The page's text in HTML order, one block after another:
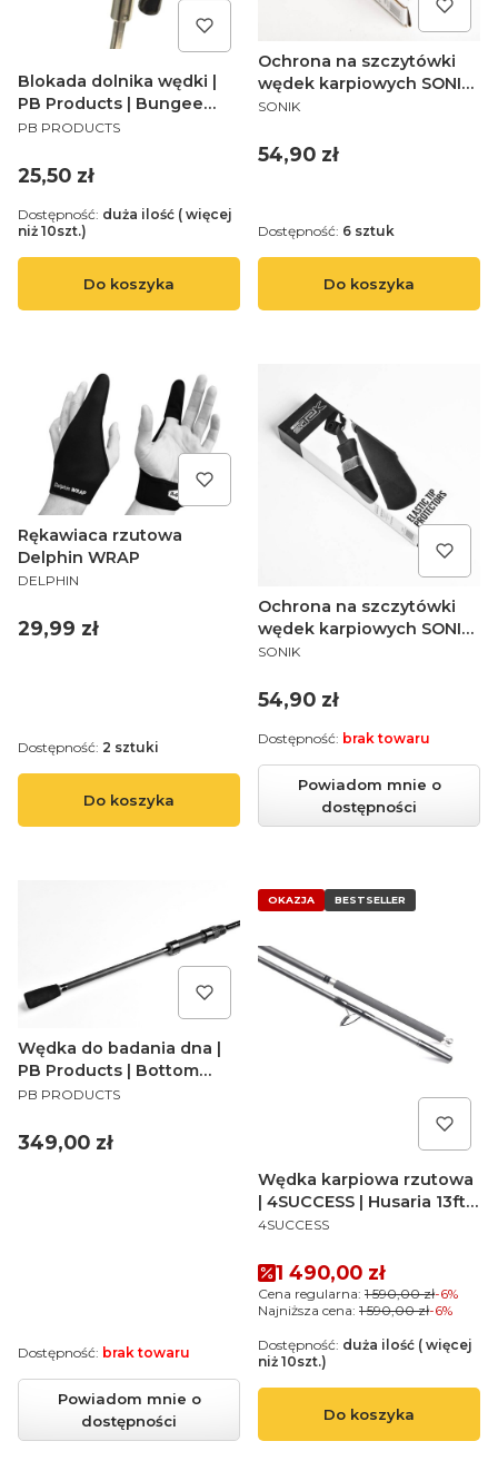
Blokada dolnika wędki |
PB Products | Bungee
Rod Lock 9cm
PRODUCENT
PB PRODUCTS
Cena
25,50 zł
Do koszyka
Dostępność: duża ilość ( więcej
niż 10szt.)
Ochrona na szczytówki
wędek karpiowych SONIK
XTRACTOR ELASTIC TIP
PRODUCENT
SONIK
Cena
54,90 zł
Do koszyka
Dostępność: 6 sztuk
Rękawiaca rzutowa
Delphin WRAP
PRODUCENT
DELPHIN
Cena
29,99 zł
Do koszyka
Dostępność: 2 sztuki
Ochrona na szczytówki
wędek karpiowych SONIK
SK-TEK ELASTIC TIP
PRODUCENT
SONIK
Cena
54,90 zł
Powiadom mnie o
dostępności
Dostępność: brak towaru
Wędka do badania dna |
PB Products | Bottom
Bouncer 5ft
PRODUCENT
PB PRODUCTS
Cena
349,00 zł
Powiadom mnie o
dostępności
Dostępność: brak towaru
OKAZJA BESTSELLER
Wędka karpiowa rzutowa
| 4SUCCESS | Husaria 13ft
3,5lb
PRODUCENT
4SUCCESS
Cena promocyjna
1 490,00 zł
Cena regularna: 1 590,00 zł-6%
Najniższa cena: 1 590,00 zł-6%
Do koszyka
Dostępność: duża ilość ( więcej
niż 10szt.)